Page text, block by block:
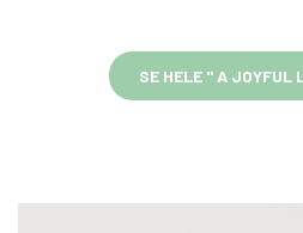
SE HELE " A JOYFUL